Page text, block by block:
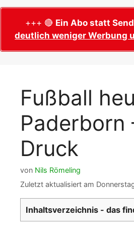
Wer wird Fußball-Weltmeister
Alle WM 2026 Trainer
Alle Fußball Weltmeister
Adidas Trionda: offizielle WM 2026
Spielball
Alle Nationalspieler der FIFA
2026
WM 2026 Qualifikation in Europa:
& Spielplan
+++ 🔴 Ein Abo statt
deutlich weniger Werbung
Fußball
Paderborn
Druck
von Nils Römeling
Zuletzt aktualisiert am
Inhaltsverzeichnis - das